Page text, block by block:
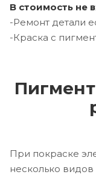
В стоимость не
-Ремонт детали
-Краска с
При покраске
несколько